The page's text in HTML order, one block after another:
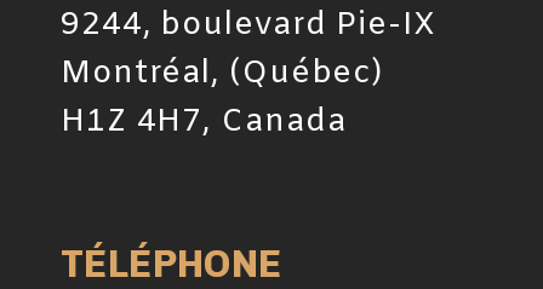
9244, boulevard Pie-IX
Montréal, (Québec)
H1Z 4H7, Canada
TÉLÉPHONE